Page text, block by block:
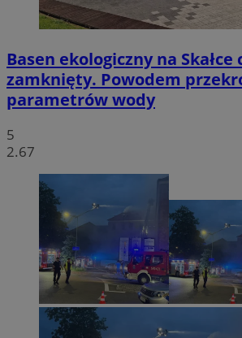
Basen ekologiczny na Skałce
zamknięty. Powodem
parametrów wody
5
2.67